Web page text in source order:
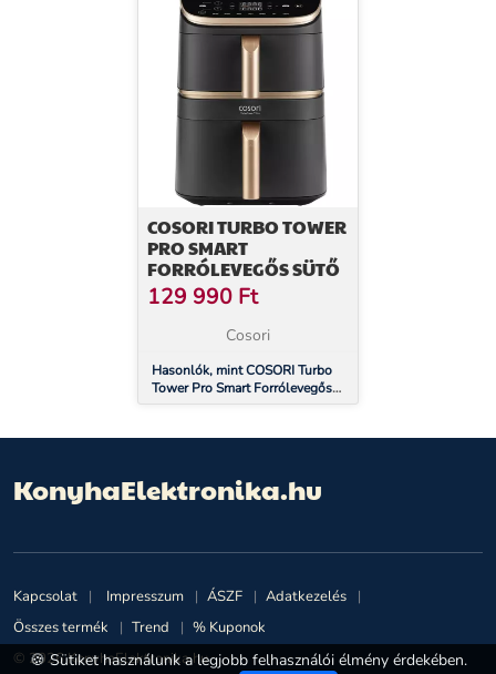
COSORI TURBO TOWER
PRO SMART
FORRÓLEVEGŐS SÜTŐ
129 990 Ft
Cosori
Hasonlók, mint COSORI Turbo
Tower Pro Smart Forrólevegős
Sütő
KonyhaElektronika.hu
Kapcsolat Impresszum ÁSZF
Adatkezelés
Összes termék
Trend
% Kuponok
© 2026 KonyhaElektronika.hu
🍪 Sütiket használunk a legjobb felhasználói élmény érdekében.